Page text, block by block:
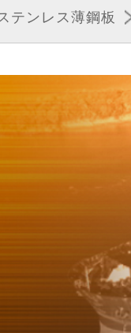
高耐熱ステンレス鋼
高耐熱ステンレス鋼
共建築工事『標準仕
テンレス薄鋼板